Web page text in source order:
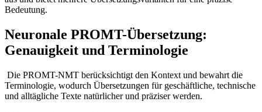
Bedeutung.
Neuronale PROMT-Übersetzung:
Genauigkeit und Terminologie
Die PROMT-NMT berücksichtigt den Kontext und bewahrt die
Terminologie, wodurch Übersetzungen für geschäftliche, technische
und alltägliche Texte natürlicher und präziser werden.